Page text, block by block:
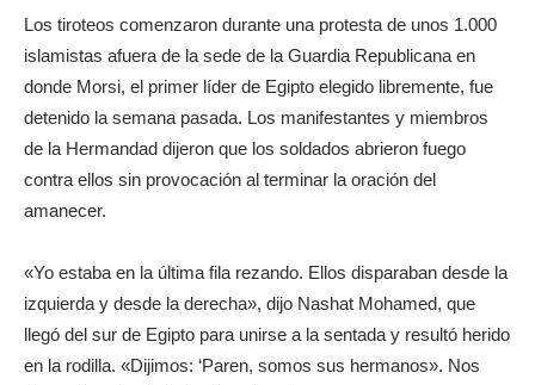
Los tiroteos comenzaron durante una protesta de unos 1.000
islamistas afuera de la sede de la Guardia Republicana en
donde Morsi, el primer líder de Egipto elegido libremente, fue
detenido la semana pasada. Los manifestantes y miembros
de la Hermandad dijeron que los soldados abrieron fuego
contra ellos sin provocación al terminar la oración del
amanecer.
«Yo estaba en la última fila rezando. Ellos disparaban desde la
izquierda y desde la derecha», dijo Nashat Mohamed, que
llegó del sur de Egipto para unirse a la sentada y resultó herido
en la rodilla. «Dijimos: ‘Paren, somos sus hermanos». Nos